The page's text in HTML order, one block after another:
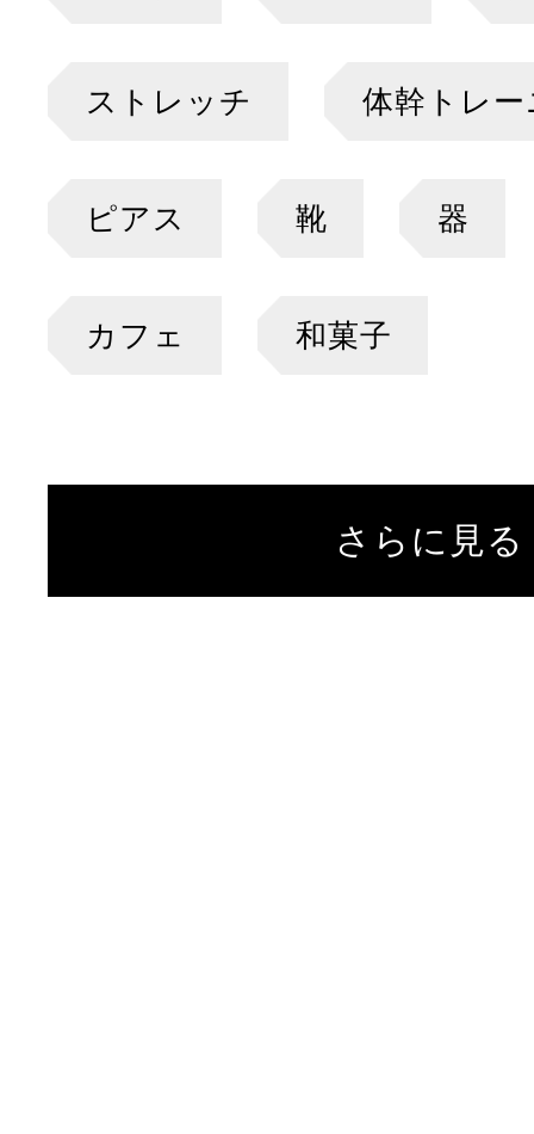
ストレッチ 体幹トレ
ピアス 靴 器
カフェ 和菓子
さらに見る